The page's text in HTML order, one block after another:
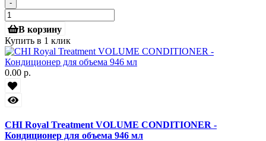
-
В корзину
Купить в 1 клик
0.00 р.
CHI Royal Treatment VOLUME CONDITIONER -
Кондиционер для объема 946 мл